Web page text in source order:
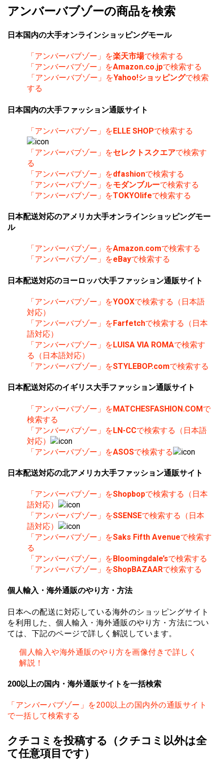
アンバーバブゾーの商品を検索
日本国内の大手オンラインショッピングモール
「アンバーバブゾー」を楽天市場で検索する
「アンバーバブゾー」をAmazon.co.jpで検索する
「アンバーバブゾー」をYahoo!ショッピングで検索
する
日本国内の大手ファッション通販サイト
「アンバーバブゾー」をELLE SHOPで検索する
「アンバーバブゾー」をセレクトスクエアで検索す
る
「アンバーバブゾー」をdfashionで検索する
「アンバーバブゾー」をモダンブルーで検索する
「アンバーバブゾー」をTOKYOlifeで検索する
日本配送対応のアメリカ大手オンラインショッピングモー
ル
「アンバーバブゾー」をAmazon.comで検索する
「アンバーバブゾー」をeBayで検索する
日本配送対応のヨーロッパ大手ファッション通販サイト
「アンバーバブゾー」をYOOXで検索する（日本語
対応）
「アンバーバブゾー」をFarfetchで検索する（日本
語対応）
「アンバーバブゾー」をLUISA VIA ROMAで検索す
る（日本語対応）
「アンバーバブゾー」をSTYLEBOP.comで検索する
日本配送対応のイギリス大手ファッション通販サイト
「アンバーバブゾー」をMATCHESFASHION.COMで
検索する
「アンバーバブゾー」をLN-CCで検索する（日本語
対応）
「アンバーバブゾー」をASOSで検索する
日本配送対応の北アメリカ大手ファッション通販サイト
「アンバーバブゾー」をShopbopで検索する（日本
語対応）
「アンバーバブゾー」をSSENSEで検索する（日本
語対応）
「アンバーバブゾー」をSaks Fifth Avenueで検索す
る
「アンバーバブゾー」をBloomingdale’sで検索する
「アンバーバブゾー」をShopBAZAARで検索する
個人輸入・海外通販のやり方・方法
日本への配送に対応している海外のショッピングサイト
を利用した、個人輸入・海外通販のやり方・方法につい
ては、下記のページで詳しく解説しています。
個人輸入や海外通販のやり方を画像付きで詳しく
解説！
200以上の国内・海外通販サイトを一括検索
「アンバーバブゾー」を200以上の国内外の通販サイト
で一括して検索する
クチコミを投稿する（クチコミ以外は全
て任意項目です）